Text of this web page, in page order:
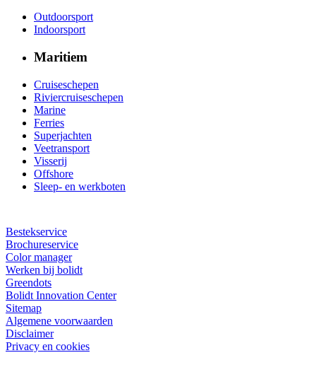
Outdoorsport
Indoorsport
Maritiem
Cruiseschepen
Riviercruiseschepen
Marine
Ferries
Superjachten
Veetransport
Visserij
Offshore
Sleep- en werkboten
Bestekservice
Brochureservice
Color manager
Werken bij bolidt
Greendots
Bolidt Innovation Center
Sitemap
Algemene voorwaarden
Disclaimer
Privacy en cookies